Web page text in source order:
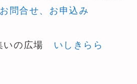
お問合せ、お申込み
の広場 いしきらら